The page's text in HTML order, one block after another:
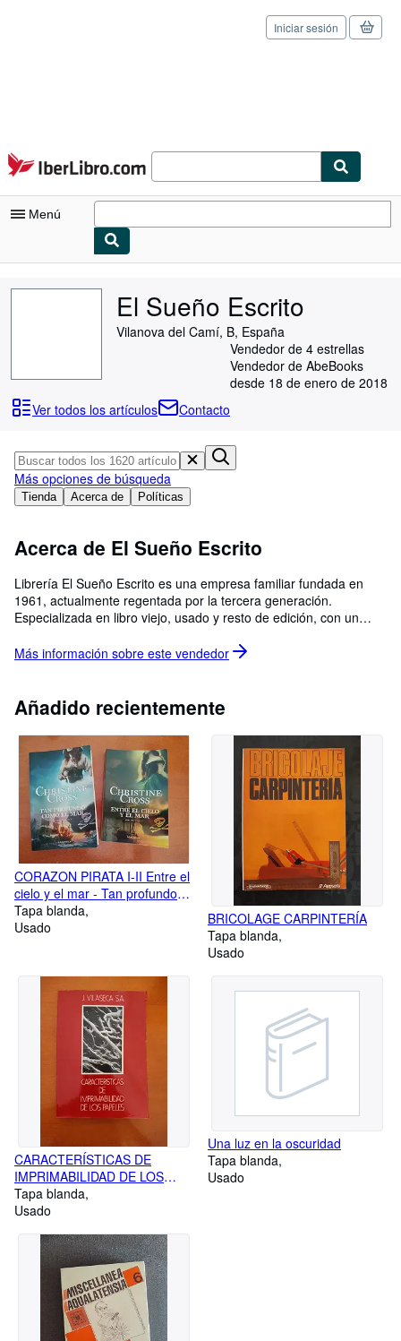
Pasar al contenido principal
IberLibro.com
Iniciar sesión
Menú
Consultar mis pedidos
Colecciones
Arte y coleccionismo
Vendedores
Ayuda
CERRAR
El Sueño Escrito
Vilanova del Camí, B, España
Vendedor de 4 estrellas
Vendedor de AbeBooks
desde 18 de enero de 2018
Ver todos los artículos
Contacto
Tienda Acerca de Políticas
Más opciones de búsqueda
Acerca de El Sueño Escrito
Librería El Sueño Escrito es una empresa familiar fundada en
1961, actualmente regentada por la tercera generación.
Especializada en libro viejo, usado y resto de edición, con un
participamos en las Ferias del Libro Antiguo y de Ocasión más
envío gratuito es por correo ordinario, por envío certificado tiene
un coste de 5,00, aceptamos pago por Bizum). Es posible que los
precios que aparecen no estén actualizados, solicite descuento
siempre que el nuestro no sea el más barato.
Más información sobre este vendedor
Añadido recientemente
CORAZON PIRATA I-II Entre el
cielo y el mar - Tan profundo
como el mar 2 vol.
Tapa blanda
Usado
BRICOLAGE CARPINTERÍA
Tapa blanda
Usado
CARACTERÍSTICAS DE
IMPRIMABILIDAD DE LOS
PAPELES
Tapa blanda
Usado
Una luz en la oscuridad
Tapa blanda
Usado